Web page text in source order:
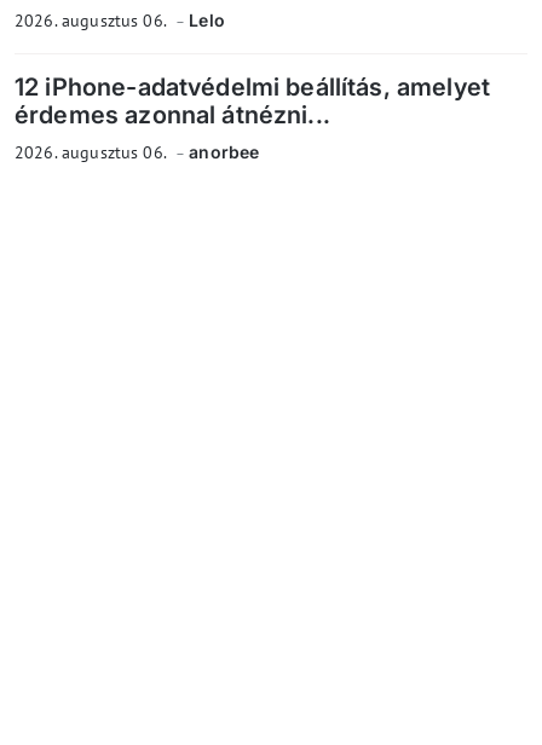
2026. augusztus 06. Lelo
12 iPhone-adatvédelmi beállítás, amelyet
érdemes azonnal átnézni...
2026. augusztus 06. anorbee